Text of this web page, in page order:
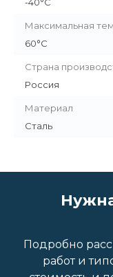
-40°С
Максимальная
60°С
Страна
Россия
Материал
Сталь
Подробно
работ и